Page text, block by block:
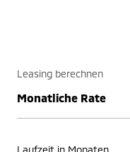
Leasing berechnen
Monatliche Rate
Laufzeit in Monaten